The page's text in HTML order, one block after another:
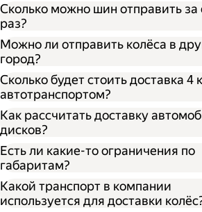
Сколько можно шин отправить за
раз?
Можно ли отправить колёса в
город?
Открыть приложение Яндекс
Выбрать подходящий тариф;
Ввести данные в поля
Ввести контакты получателя и
отправителя;
Сколько будет стоить доставка 4
автотранспортом?
Как рассчитать доставку
дисков?
В приложении Яндекс Go;
На сайте Яндекс Доставки.
Есть ли какие-то ограничения по
габаритам?
Какой транспорт в компании
используется для доставки